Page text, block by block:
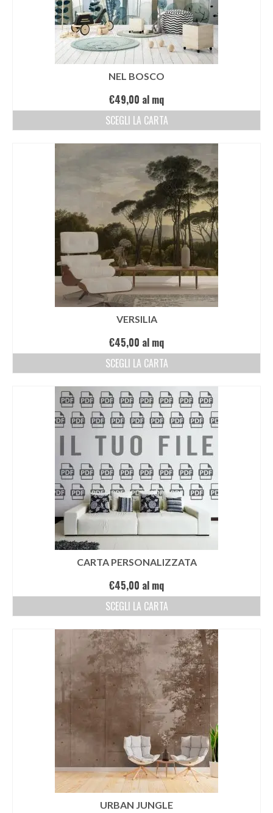
NEL BOSCO
€49,00 al mq
SCEGLI LA CARTA
VERSILIA
€45,00 al mq
SCEGLI LA CARTA
CARTA PERSONALIZZATA
€45,00 al mq
SCEGLI LA CARTA
URBAN JUNGLE